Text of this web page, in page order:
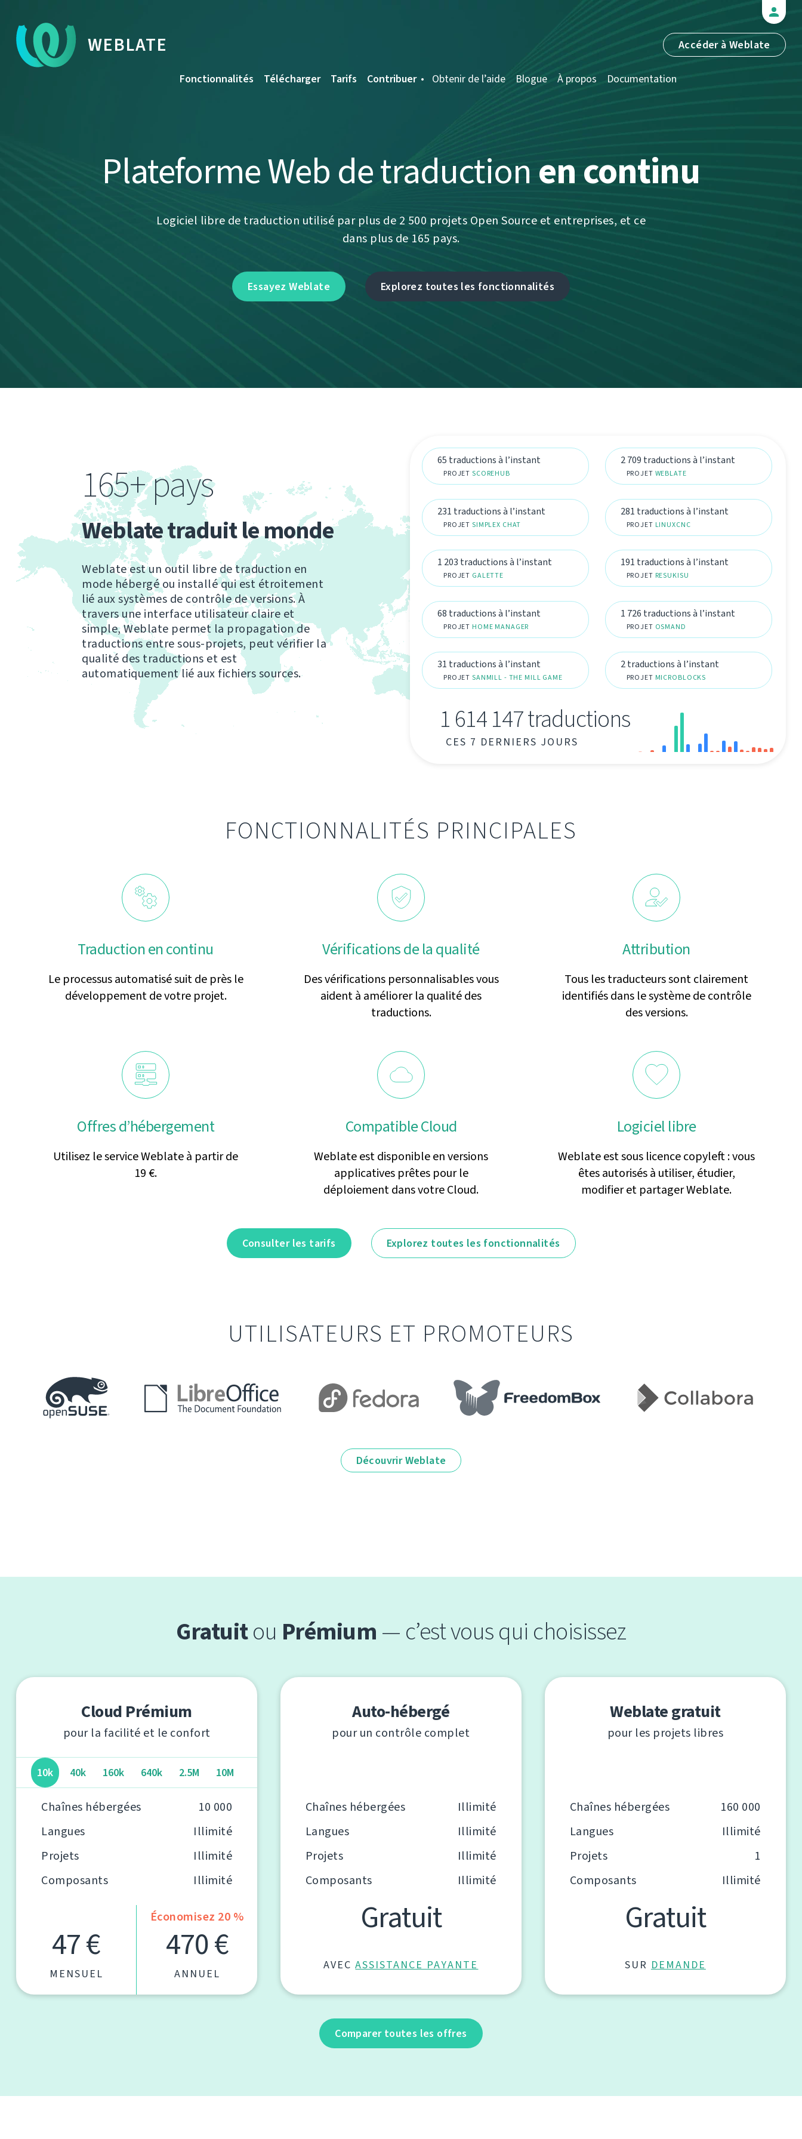
WEBLATE Accéder à Weblate
Fonctionnalités Télécharger Tarifs Contribuer Obtenir de l’aide Blogue À propos Documentation
Plateforme Web de traduction en continu
Logiciel libre de traduction utilisé par plus de 2 500 projets Open Source et entreprises, et ce
dans plus de 165 pays.
Essayez Weblate Explorez toutes les fonctionnalités
165+ pays
Weblate traduit le monde
Weblate est un outil libre de traduction en
mode hébergé ou installé qui est étroitement
lié aux systèmes de contrôle de versions. À
travers une interface utilisateur claire et
simple, Weblate permet la propagation de
traductions entre sous-projets, peut vérifier la
qualité des traductions et est
automatiquement lié aux fichiers sources.
65 traductions à l’instant
PROJETSCOREHUB
2 709 traductions à l’instant
PROJET WEBLATE
231 traductions à l’instant
PROJETSIMPLEX CHAT
281 traductions à l’instant
PROJET LINUXCNC
1 203 traductions à l’instant
PROJET GALETTE
191 traductions à l’instant
PROJET RESUKISU
68 traductions à l’instant
PROJET HOME MANAGER
1 726 traductions à l’instant
PROJET OSMAND
31 traductions à l’instant
PROJETSANMILL - THE MILL GAME
2 traductions à l’instant
PROJET MICROBLOCKS
1 614 147 traductions
CES 7 DERNIERS JOURS
FONCTIONNALITÉS PRINCIPALES
Traduction en continu
Le processus automatisé suit de près le
développement de votre projet.
Vérifications de la qualité
Des vérifications personnalisables vous
aident à améliorer la qualité des
traductions.
Attribution
Tous les traducteurs sont clairement
identifiés dans le système de contrôle
des versions.
Offres d’hébergement
Utilisez le service Weblate à partir de
19 €.
Compatible Cloud
Weblate est disponible en versions
applicatives prêtes pour le
déploiement dans votre Cloud.
Logiciel libre
Weblate est sous licence copyleft : vous
êtes autorisés à utiliser, étudier,
modifier et partager Weblate.
Consulter les tarifs Explorez toutes les fonctionnalités
UTILISATEURS ET PROMOTEURS
Découvrir Weblate
Gratuitou Prémium — c’est vous qui choisissez
Cloud Prémium
pour la facilité et le confort
10k 40k 160k 640k 2.5M 10M
Chaînes hébergées
10 000
Langues
Illimité
Projets
Illimité
Composants
Illimité
47 €
MENSUEL
Économisez 20 %
470 €
ANNUEL
Auto-hébergé
pour un contrôle complet
Chaînes hébergées
Illimité
Langues
Illimité
Projets
Illimité
Composants
Illimité
Gratuit
AVECASSISTANCE PAYANTE
Weblate gratuit
pour les projets libres
Chaînes hébergées
160 000
Langues
Illimité
Projets
1
Composants
Illimité
Gratuit
SUR DEMANDE
Comparer toutes les offres